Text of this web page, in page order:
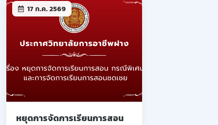
17 ก.ค. 2569
หยุดการจัดการเรียนการสอน